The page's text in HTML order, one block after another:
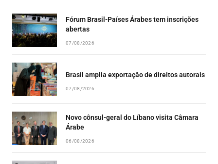
Fórum Brasil-Países Árabes tem inscrições
abertas
07/08/2026
Brasil amplia exportação de direitos autorais
07/08/2026
Novo cônsul-geral do Líbano visita Câmara
Árabe
06/08/2026